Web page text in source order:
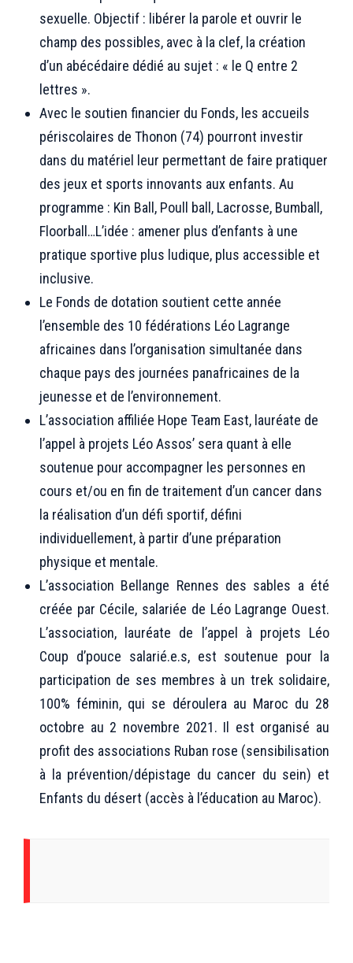
sexuelle. Objectif : libérer la parole et ouvrir le
champ des possibles, avec à la clef, la création
d’un abécédaire dédié au sujet : « le Q entre 2
lettres ».
Avec le soutien financier du Fonds, les accueils
périscolaires de Thonon (74) pourront investir
dans du matériel leur permettant de faire pratiquer
des jeux et sports innovants aux enfants. Au
programme : Kin Ball, Poull ball, Lacrosse, Bumball,
Floorball…L’idée : amener plus d’enfants à une
pratique sportive plus ludique, plus accessible et
inclusive.
Le Fonds de dotation soutient cette année
l’ensemble des 10 fédérations Léo Lagrange
africaines dans l’organisation simultanée dans
chaque pays des journées panafricaines de la
jeunesse et de l’environnement.
L’association affiliée Hope Team East, lauréate de
l’appel à projets Léo Assos’ sera quant à elle
soutenue pour accompagner les personnes en
cours et/ou en fin de traitement d’un cancer dans
la réalisation d’un défi sportif, défini
individuellement, à partir d’une préparation
physique et mentale.
L’association Bellange Rennes des sables a été
créée par Cécile, salariée de Léo Lagrange Ouest.
L’association, lauréate de l’appel à projets Léo
Coup d’pouce salarié.e.s, est soutenue pour la
participation de ses membres à un trek solidaire,
100% féminin, qui se déroulera au Maroc du 28
octobre au 2 novembre 2021. Il est organisé au
profit des associations Ruban rose (sensibilisation
à la prévention/dépistage du cancer du sein) et
Enfants du désert (accès à l’éducation au Maroc).